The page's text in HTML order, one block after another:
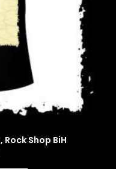
Rock Shop BiH